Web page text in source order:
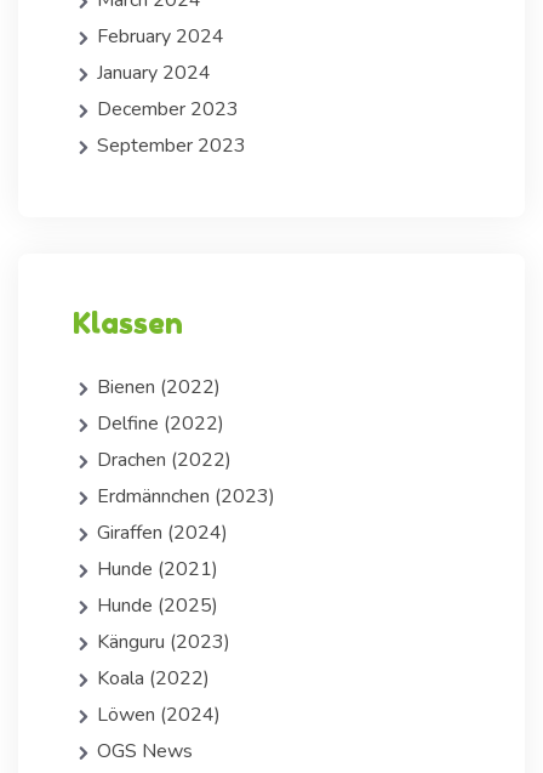
February 2024
January 2024
December 2023
September 2023
Klassen
Bienen (2022)
Delfine (2022)
Drachen (2022)
Erdmännchen (2023)
Giraffen (2024)
Hunde (2021)
Hunde (2025)
Känguru (2023)
Koala (2022)
Löwen (2024)
OGS News